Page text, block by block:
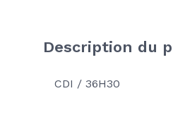
Description du
CDI / 36H30